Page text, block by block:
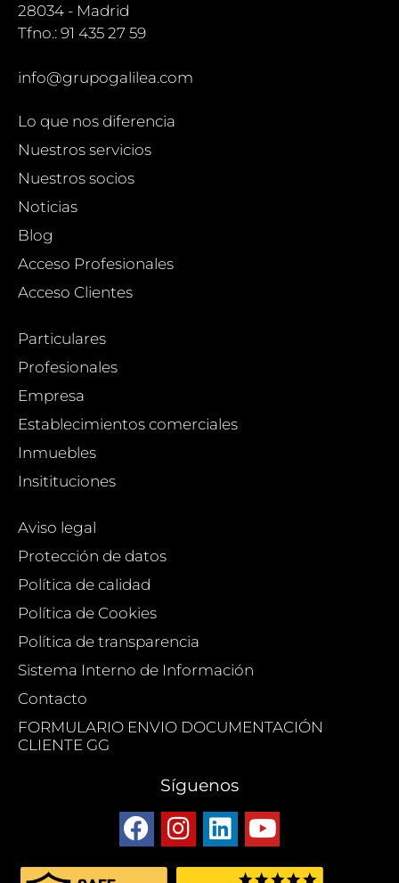
28034 - Madrid
Tfno.: 91 435 27 59
info@grupogalilea.com
Lo que nos diferencia
Nuestros servicios
Nuestros socios
Noticias
Blog
Acceso Profesionales
Acceso Clientes
Particulares
Profesionales
Empresa
Establecimientos comerciales
Inmuebles
Insitituciones
Aviso legal
Protección de datos
Política de calidad
Política de Cookies
Política de transparencia
Sistema Interno de Información
Contacto
FORMULARIO ENVIO DOCUMENTACIÓN
CLIENTE GG
Síguenos